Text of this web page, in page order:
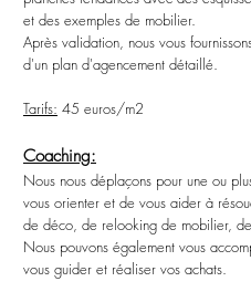
et des exemples de mobilier.
Après validation, nous vous
d'un plan d'agencement détaillé.
Tarifs: 45 euros/m2
Coaching:
Nous nous déplaçons pour une ou
vous orienter et de vous aider à
de déco, de relooking de mobilier,
Nous pouvons également vous
vous guider et réaliser vos achats.